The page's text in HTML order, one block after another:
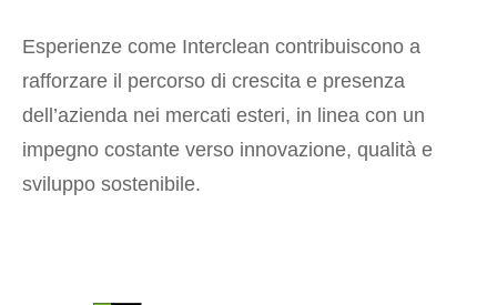
Esperienze come Interclean contribuiscono a
rafforzare il percorso di crescita e presenza
dell’azienda nei mercati esteri, in linea con un
impegno costante verso innovazione, qualità e
sviluppo sostenibile.